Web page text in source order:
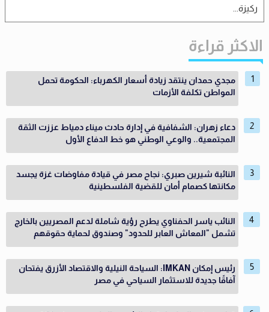
ركيزة...
الاكثر قراءة
مجدي حمدان ينتقد زيادة أسعار الكهرباء: الحكومة تحمل
المواطن تكلفة الأزمات
دعاء زهران: الشفافية في إدارة حادث ميناء دمياط عززت الثقة
المجتمعية.. والوعي الوطني هو خط الدفاع الأول
النائبة شيرين صبري: نجاح مصر في قيادة مفاوضات غزة يجسد
مكانتها كصمام أمان للقضية الفلسطينية
النائب ياسر الحفناوي يطرح رؤية شاملة لدعم المصريين بالخارج
تشمل "المعاش العابر للحدود" وصندوق لحماية حقوقهم
رئيس إمكان IMKAN: السياحة النيلية والاقتصاد الأزرق يفتحان
آفاقًا جديدة للاستثمار السياحي في مصر